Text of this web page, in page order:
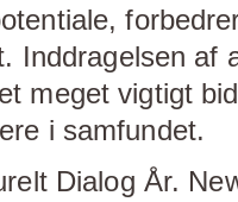
Inddragelsen af
meget vigtigt
i samfundet.
Dialog År.